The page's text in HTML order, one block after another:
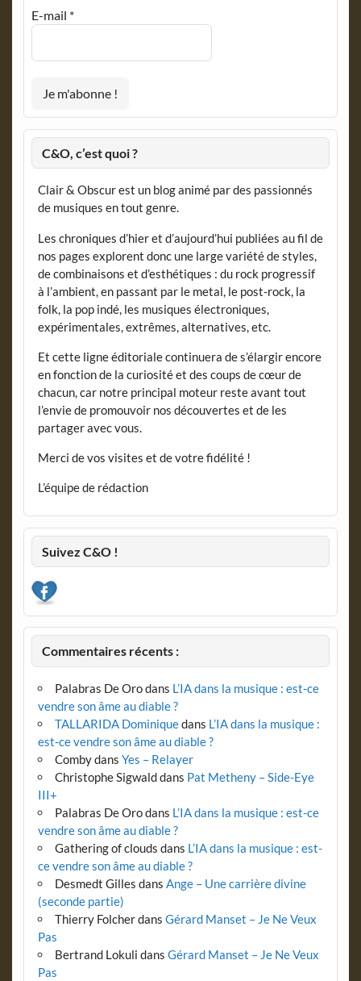
E-mail *
C&O, c’est quoi ?
Clair & Obscur est un blog animé par des passionnés
de musiques en tout genre.
Les chroniques d’hier et d’aujourd’hui publiées au fil de
nos pages explorent donc une large variété de styles,
de combinaisons et d’esthétiques : du rock progressif
à l’ambient, en passant par le metal, le post-rock, la
folk, la pop indé, les musiques électroniques,
expérimentales, extrêmes, alternatives, etc.
Et cette ligne éditoriale continuera de s’élargir encore
en fonction de la curiosité et des coups de cœur de
chacun, car notre principal moteur reste avant tout
l’envie de promouvoir nos découvertes et de les
partager avec vous.
Merci de vos visites et de votre fidélité !
L’équipe de rédaction
Suivez C&O !
Commentaires récents :
Palabras De Orodans L’IA dans la musique : est-ce
vendre son âme au diable ?
TALLARIDA Dominiquedans L’IA dans la musique :
est-ce vendre son âme au diable ?
Combydans Yes – Relayer
Christophe Sigwalddans Pat Metheny – Side-Eye
III+
Palabras De Orodans L’IA dans la musique : est-ce
vendre son âme au diable ?
Gathering of clouds dans L’IA dans la musique : est-
ce vendre son âme au diable ?
Desmedt Gilles dans Ange – Une carrière divine
(seconde partie)
Thierry Folcherdans Gérard Manset – Je Ne Veux
Pas
Bertrand Lokuli dans Gérard Manset – Je Ne Veux
Pas